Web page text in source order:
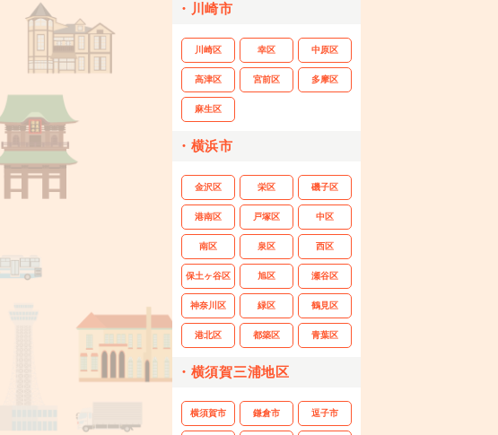
・川崎市
川崎区 幸区 中原区
高津区 宮前区 多摩区
麻生区
・横浜市
金沢区 栄区 磯子区
港南区 戸塚区 中区
南区 泉区 西区
保土ヶ谷区 旭区 瀬谷区
神奈川区 緑区 鶴見区
港北区 都築区 青葉区
・横須賀三浦地区
横須賀市 鎌倉市 逗子市